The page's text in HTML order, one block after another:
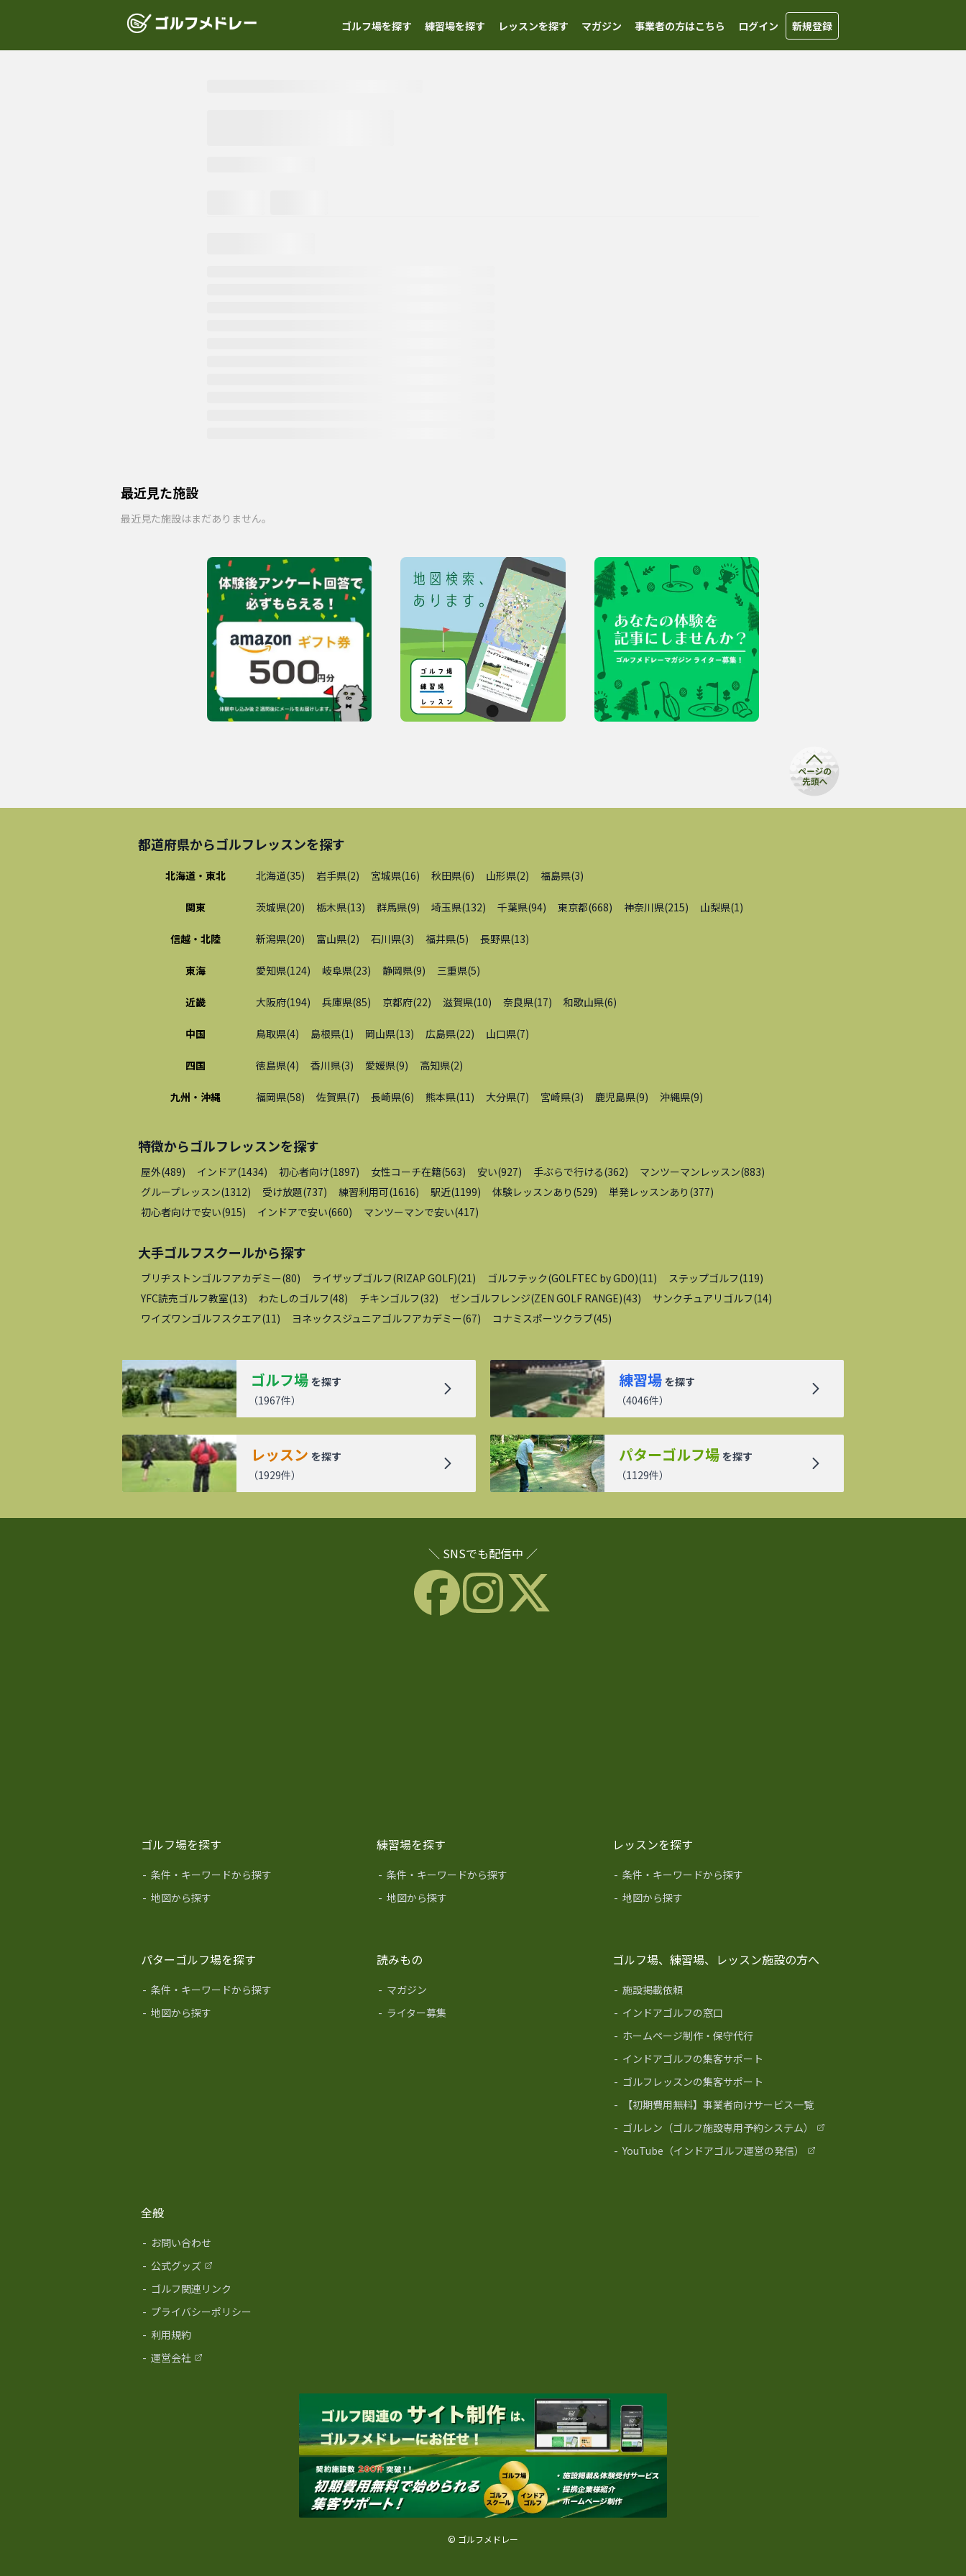
ゴルフ場を探す 練習場を探す レッスンを探す マガジン 事業者の方はこちら ログイン 新規登録
最近見た施設
最近見た施設はまだありません。
都道府県からゴルフレッスンを探す
北海道・東北 北海道(35) 岩手県(2) 宮城県(16) 秋田県(6) 山形県(2) 福島県(3)
関東 茨城県(20) 栃木県(13) 群馬県(9) 埼玉県(132) 千葉県(94) 東京都(668) 神奈川県(215) 山梨県(1)
信越・北陸 新潟県(20) 富山県(2) 石川県(3) 福井県(5) 長野県(13)
東海 愛知県(124) 岐阜県(23) 静岡県(9) 三重県(5)
近畿 大阪府(194) 兵庫県(85) 京都府(22) 滋賀県(10) 奈良県(17) 和歌山県(6)
中国 鳥取県(4) 島根県(1) 岡山県(13) 広島県(22) 山口県(7)
四国 徳島県(4) 香川県(3) 愛媛県(9) 高知県(2)
九州・沖縄 福岡県(58) 佐賀県(7) 長崎県(6) 熊本県(11) 大分県(7) 宮崎県(3) 鹿児島県(9) 沖縄県(9)
特徴からゴルフレッスンを探す
屋外(489) インドア(1434) 初心者向け(1897) 女性コーチ在籍(563) 安い(927) 手ぶらで行ける(362) マンツーマンレッスン(883)
グループレッスン(1312) 受け放題(737) 練習利用可(1616) 駅近(1199) 体験レッスンあり (529) 単発レッスンあり (377)
初心者向けで安い(915) インドアで安い(660) マンツーマンで安い(417)
大手ゴルフスクールから探す
ブリヂストンゴルフアカデミー(80) ライザップゴルフ(RIZAP GOLF)(21) ゴルフテック(GOLFTEC by GDO)(11) ステップゴルフ(119)
YFC読売ゴルフ教室(13) わたしのゴルフ(48) チキンゴルフ(32) ゼンゴルフレンジ(ZEN GOLF RANGE)(43) サンクチュアリゴルフ(14)
ワイズワンゴルフスクエア(11) ヨネックスジュニアゴルフアカデミー(67) コナミスポーツクラブ(45)
ゴルフ場 を探す
（1967件）
練習場 を探す
（4046件）
レッスン を探す
（1929件）
パターゴルフ場 を探す
（1129件）
＼ SNSでも配信中 ／
ゴルフ場を探す
- 条件・キーワードから探す
- 地図から探す
練習場を探す
- 条件・キーワードから探す
- 地図から探す
レッスンを探す
- 条件・キーワードから探す
- 地図から探す
パターゴルフ場を探す
- 条件・キーワードから探す
- 地図から探す
読みもの
- マガジン
- ライター募集
ゴルフ場、練習場、レッスン施設の方へ
- 施設掲載依頼
- インドアゴルフの窓口
- ホームページ制作・保守代行
- インドアゴルフの集客サポート
- ゴルフレッスンの集客サポート
-
【初期費用無料】事業者向けサービス一覧
- ゴルレン（ゴルフ施設専用予約システム）
- YouTube（インドアゴルフ運営の発信）
全般
- お問い合わせ
- 公式グッズ
- ゴルフ関連リンク
- プライバシーポリシー
- 利用規約
- 運営会社
© ゴルフメドレー